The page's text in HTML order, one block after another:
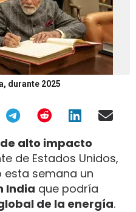
durante 2025
alto impacto
de Estados Unidos,
esta semana un
India que podría
de la energía.